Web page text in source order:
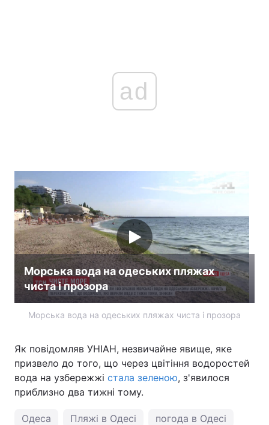
ad
Морська вода на одеських пляжах
чиста і прозора
Морська вода на одеських пляжах чиста і прозора
Як повідомляв УНІАН, незвичайне явище, яке
призвело до того, що через цвітіння водоростей
вода на узбережжі стала зеленою, з'явилося
приблизно два тижні тому.
Одеса Пляжі в Одесі погода в Одесі